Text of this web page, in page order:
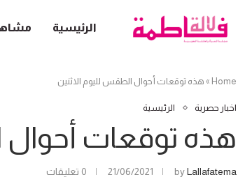
الرئيسية
Home
» هذه توقعات أحوال الطقس لليوم الاثنين
اخبار حصرية الرئيسية
هذه توقعات أحوال
byLallafatema
21/06/2021 0 تعليقات